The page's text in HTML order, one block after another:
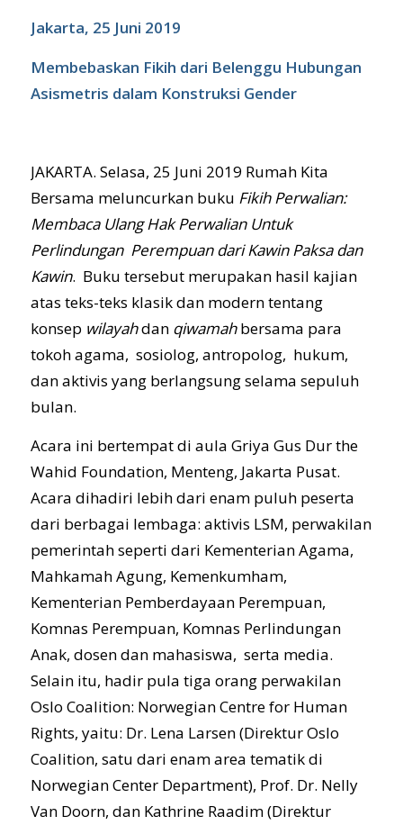
Jakarta, 25 Juni 2019
Membebaskan Fikih dari Belenggu Hubungan
Asismetris dalam Konstruksi Gender
JAKARTA. Selasa, 25 Juni 2019 Rumah Kita
Bersama meluncurkan buku Fikih Perwalian:
Membaca Ulang Hak Perwalian Untuk
Perlindungan Perempuan dari Kawin Paksa dan
Kawin. Buku tersebut merupakan hasil kajian
atas teks-teks klasik dan modern tentang
konsep wilayahdan qiwamahbersama para
tokoh agama, sosiolog, antropolog, hukum,
dan aktivis yang berlangsung selama sepuluh
bulan.
Acara ini bertempat di aula Griya Gus Dur the
Wahid Foundation, Menteng, Jakarta Pusat.
Acara dihadiri lebih dari enam puluh peserta
dari berbagai lembaga: aktivis LSM, perwakilan
pemerintah seperti dari Kementerian Agama,
Mahkamah Agung, Kemenkumham,
Kementerian Pemberdayaan Perempuan,
Komnas Perempuan, Komnas Perlindungan
Anak, dosen dan mahasiswa, serta media.
Selain itu, hadir pula tiga orang perwakilan
Oslo Coalition: Norwegian Centre for Human
Rights, yaitu: Dr. Lena Larsen (Direktur Oslo
Coalition, satu dari enam area tematik di
Norwegian Center Department), Prof. Dr. Nelly
Van Doorn, dan Kathrine Raadim (Direktur